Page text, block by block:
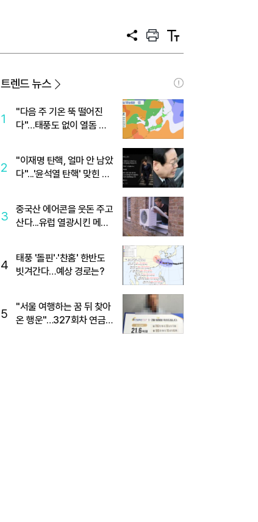
공
프
트
텍
트
트렌드 뉴스
1
"다음 주 기온 뚝 떨어진
다"…태풍도 없이 열돔 박
2
"이재명 탄핵, 얼마 안 남았
다"...'윤석열 탄핵' 맞힌 무
3
중국산 에어콘을 웃돈 주고
산다...유럽 열광시킨 메이
4
태풍 '돌핀'·'찬홈' 한반도
빗겨간다…예상 경로는?
5
"서울 여행하는 꿈 뒤 찾아
온 행운"…327회차 연금